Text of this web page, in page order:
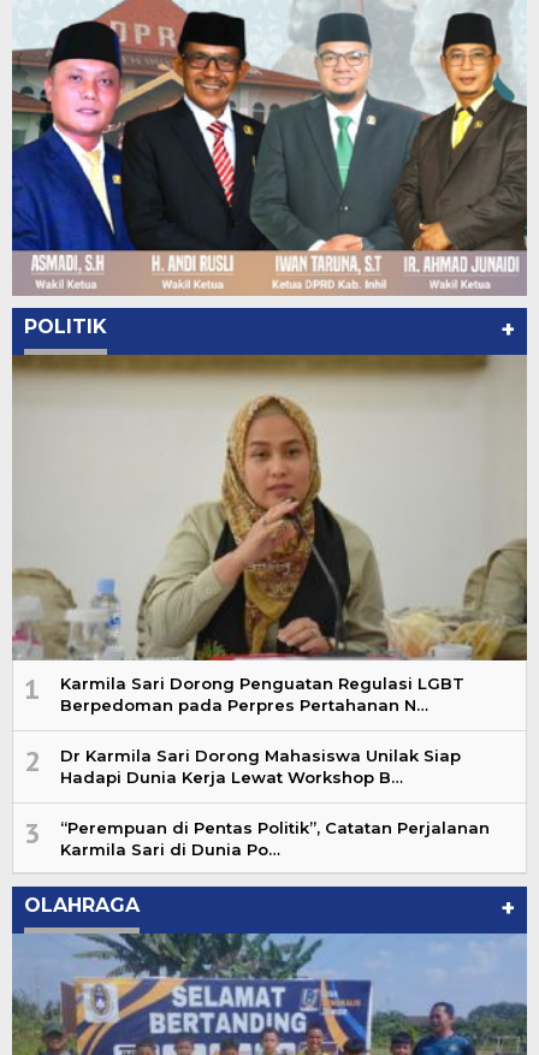
POLITIK +
1
Karmila Sari Dorong Penguatan Regulasi LGBT
Berpedoman pada Perpres Pertahanan N…
2
Dr Karmila Sari Dorong Mahasiswa Unilak Siap
Hadapi Dunia Kerja Lewat Workshop B…
3
“Perempuan di Pentas Politik”, Catatan Perjalanan
Karmila Sari di Dunia Po…
OLAHRAGA +